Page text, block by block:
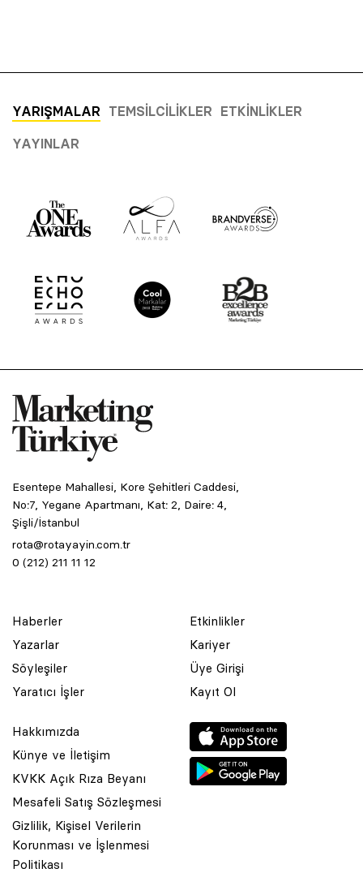
YARIŞMALAR TEMSILCILIKLER ETKINLIKLER
YAYINLAR
Esentepe Mahallesi, Kore Şehitleri Caddesi,
No:7, Yegane Apartmanı, Kat: 2, Daire: 4,
Şişli/İstanbul
rota@rotayayin.com.tr
0 (212) 211 11 12
Haberler
Yazarlar
Söyleşiler
Yaratıcı İşler
Etkinlikler
Kariyer
Üye Girişi
Kayıt Ol
Hakkımızda
Künye ve İletişim
KVKK Açık Rıza Beyanı
Mesafeli Satış Sözleşmesi
Gizlilik, Kişisel Verilerin
Korunması ve İşlenmesi
Politikası
© 2001 Rota Yayın Yapım Tanıtım Tic. Ltd. Şti. Bu Sitede Bulunan